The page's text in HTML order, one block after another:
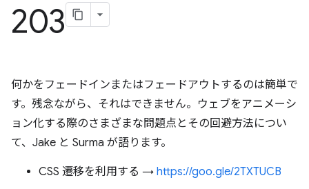
203
何かをフェードインまたはフェードアウトするのは簡単で
す。残念ながら、それはできません。ウェブをアニメーシ
ョン化する際のさまざまな問題点とその回避方法につい
て、Jake と Surma が語ります。
CSS 遷移を利用する → https://goo.gle/2TXTUCB